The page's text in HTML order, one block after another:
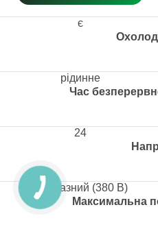
Час
Максимальна
є
рідинне
24
трифазний (380 В)